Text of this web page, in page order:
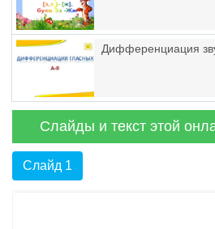
Дифференциация
Слайды и текст этой
Слайд 1